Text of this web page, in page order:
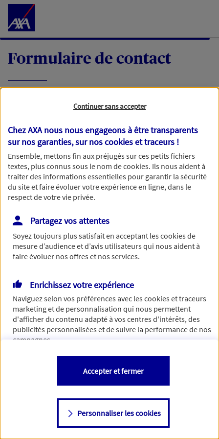
Accéder au Contenu
Formulaire de contact
demande, nous vous répondrons dans les
meilleurs délais par mail ou par téléphone.
Votre message :
Vous disposez de droits sur les informations vous concernant. Pour
plus d’informations,cliquez ici.
Continuer sans accepter
Chez AXA nous nous engageons à être transparents
sur nos garanties, sur noscookies et traceurs !
Ensemble, mettons fin aux préjugés sur ces petits fichiers
textes, plus connus sous le nom decookies. Ils nous aident à
traiter des informations essentielles pour garantir la sécurité
du site et faire évoluer votre expérience en ligne, dans le
respect de votre vie privée.
Partagez vos attentes
Soyez toujours plus satisfait en acceptant lescookiesde
mesure d’audience et d’avis utilisateurs qui nous aident à
faire évoluer nos offres et nos services.
Enrichissez votre expérience
Naviguez selon vos préférences avec lescookies et traceurs
marketing et de personnalisation qui nous permettent
d'afficher du contenu adapté à vos centres d'intérêts, des
publicités personnalisées et de suivre la performance de nos
campagnes.
Vous êtes libre de les accepter, de les refuser comme de
changer d'avis à tout moment en allant sur
Consulter notre politique decookies
Personnaliser les cookies
Accepter et fermer